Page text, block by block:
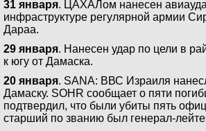
31 января. ЦАХАЛом нанесен
инфраструктуре регулярной армии
Дараа.
29 января. Нанесен удар по цели в
к югу от Дамаска.
20 января. SANA: ВВС Израиля
Дамаску. SOHR сообщает о пяти
подтвердил, что были убиты пять
старший по званию был генерал-